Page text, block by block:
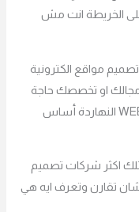
الخريطة انت مش
مواقع الكترونية
او تخصصك حاجة
أساسية مش وجاهة ولا رفاهية، الـ WEBSITE النهاردة أساس
اكثر شركات تصميم
تقارن وتعرف ايه هي